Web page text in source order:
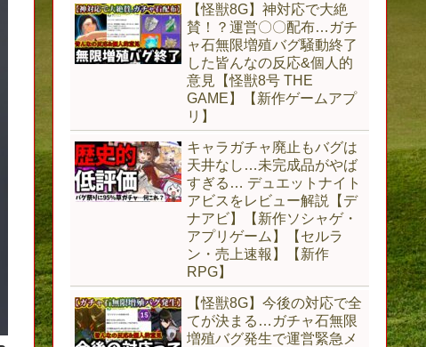
【怪獣8G】神対応で大絶
賛！？運営〇〇配布…ガチ
ャ石無限増殖バグ騒動終了
した皆んなの反応&個人的
意見【怪獣8号 THE
GAME】【新作ゲームアプ
リ】
キャラガチャ廃止もバグは
天井なし…未完成品がやば
すぎる… デュエットナイト
アビスをレビュー解説【デ
ナアビ】【新作ソシャゲ・
アプリゲーム】【セルラ
ン・売上速報】【新作
RPG】
【怪獣8G】今後の対応で全
てが決まる…ガチャ石無限
増殖バグ発生で運営緊急メ